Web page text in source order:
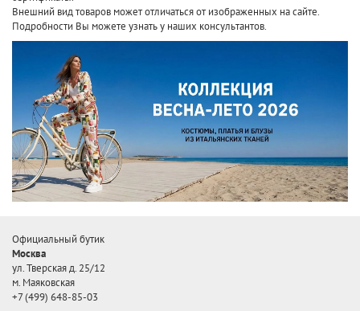
Внешний вид товаров может отличаться от изображенных на сайте.
Подробности Вы можете узнать у наших консультантов.
Официальный бутик
Москва
ул. Тверская д. 25/12
м. Маяковская
+7 (499) 648-85-03